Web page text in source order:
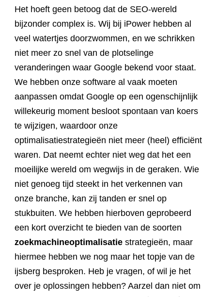
Het hoeft geen betoog dat de SEO-wereld
bijzonder complex is. Wij bij iPower hebben al
veel watertjes doorzwommen, en we schrikken
niet meer zo snel van de plotselinge
veranderingen waar Google bekend voor staat.
We hebben onze software al vaak moeten
aanpassen omdat Google op een ogenschijnlijk
willekeurig moment besloot spontaan van koers
te wijzigen, waardoor onze
optimalisatiestrategieën niet meer (heel) efficiënt
waren. Dat neemt echter niet weg dat het een
moeilijke wereld om wegwijs in de geraken. Wie
niet genoeg tijd steekt in het verkennen van
onze branche, kan zij tanden er snel op
stukbuiten. We hebben hierboven geprobeerd
een kort overzicht te bieden van de soorten
zoekmachineoptimalisatie strategieën, maar
hiermee hebben we nog maar het topje van de
ijsberg besproken. Heb je vragen, of wil je het
over je oplossingen hebben? Aarzel dan niet om